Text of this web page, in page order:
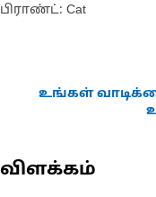
பிராண்ட்: Cat
உங்கள்
விளக்கம்